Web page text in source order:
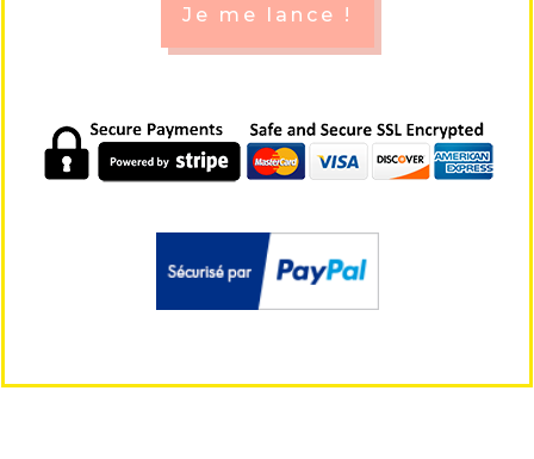
Je me lance !